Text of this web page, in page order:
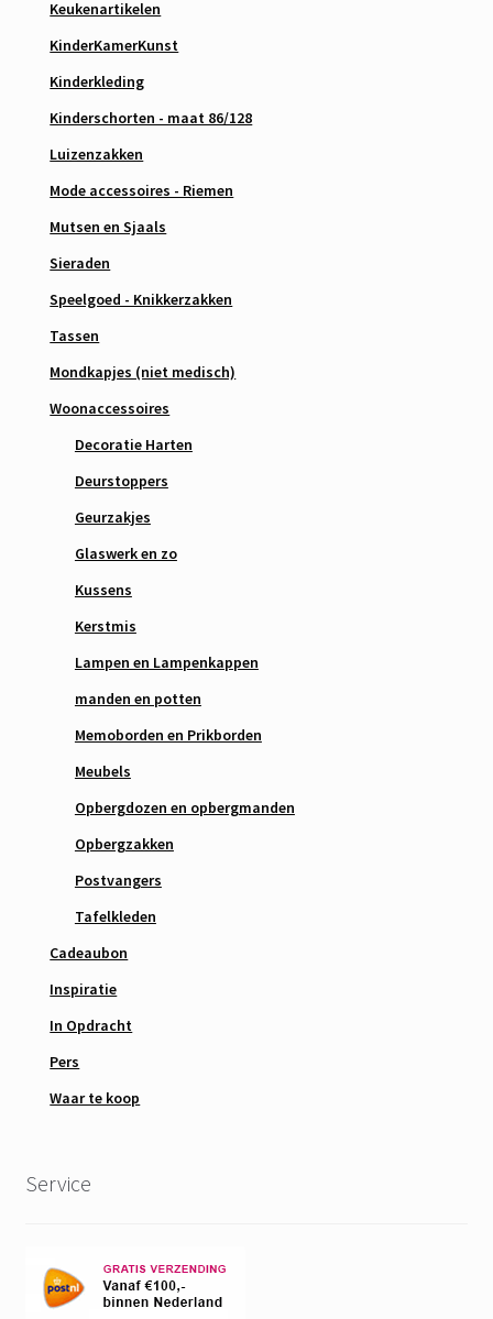
Keukenartikelen
KinderKamerKunst
Kinderkleding
Kinderschorten - maat 86/128
Luizenzakken
Mode accessoires - Riemen
Mutsen en Sjaals
Sieraden
Speelgoed - Knikkerzakken
Tassen
Mondkapjes (niet medisch)
Woonaccessoires
Decoratie Harten
Deurstoppers
Geurzakjes
Glaswerk en zo
Kussens
Kerstmis
Lampen en Lampenkappen
manden en potten
Memoborden en Prikborden
Meubels
Opbergdozen en opbergmanden
Opbergzakken
Postvangers
Tafelkleden
Cadeaubon
Inspiratie
In Opdracht
Pers
Waar te koop
Service